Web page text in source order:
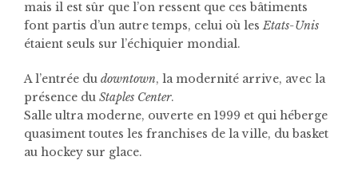
mais il est sûr que l’on ressent que ces bâtiments
font partis d’un autre temps, celui où lesEtats-Unis
étaient seuls sur l’échiquier mondial.
A l’entrée du downtown, la modernité arrive, avec la
présence du Staples Center.
Salle ultra moderne, ouverte en 1999 et qui héberge
quasiment toutes les franchises de la ville, du basket
au hockey sur glace.